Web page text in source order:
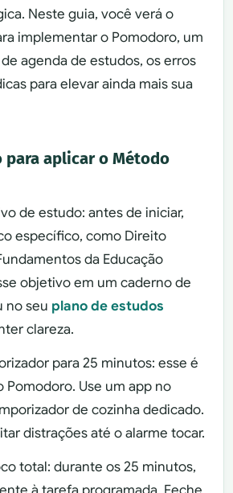
Neste guia, você verá o
implementar o Pomodoro, um
agenda de estudos, os erros
para elevar ainda mais sua
para aplicar o Método
de estudo: antes de iniciar,
específico, como Direito
da Educação
objetivo em um caderno de
no seu plano de estudos
clareza.
para 25 minutos: esse é
Pomodoro. Use um app no
de cozinha dedicado.
distrações até o alarme tocar.
total: durante os 25 minutos,